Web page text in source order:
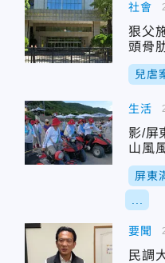
社會
狠父
頭骨
兒虐
生活
影/屏
山風
屏東
要聞
民調